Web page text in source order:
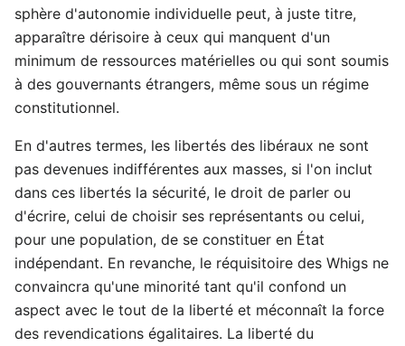
sphère d'autonomie individuelle peut, à juste titre,
apparaître dérisoire à ceux qui manquent d'un
minimum de ressources matérielles ou qui sont soumis
à des gouvernants étrangers, même sous un régime
constitutionnel.
En d'autres termes, les libertés des libéraux ne sont
pas devenues indifférentes aux masses, si l'on inclut
dans ces libertés la sécurité, le droit de parler ou
d'écrire, celui de choisir ses représentants ou celui,
pour une population, de se constituer en État
indépendant. En revanche, le réquisitoire des Whigs ne
convaincra qu'une minorité tant qu'il confond un
aspect avec le tout de la liberté et méconnaît la force
des revendications égalitaires. La liberté du